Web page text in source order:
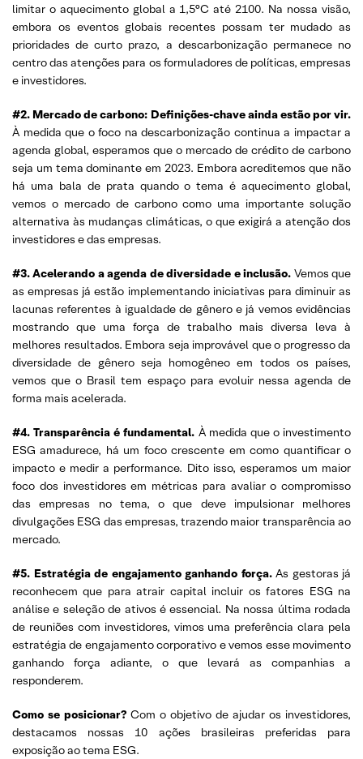
limitar o aquecimento global a 1,5°C até 2100. Na nossa visão,
embora os eventos globais recentes possam ter mudado as
prioridades de curto prazo, a descarbonização permanece no
centro das atenções para os formuladores de políticas, empresas
e investidores.
#2. Mercado de carbono: Definições-chave ainda estão por vir.
À medida que o foco na descarbonização continua a impactar a
agenda global, esperamos que o mercado de crédito de carbono
seja um tema dominante em 2023. Embora acreditemos que não
há uma bala de prata quando o tema é aquecimento global,
vemos o mercado de carbono como uma importante solução
alternativa às mudanças climáticas, o que exigirá a atenção dos
investidores e das empresas.
#3. Acelerando a agenda de diversidade e inclusão. Vemos que
as empresas já estão implementando iniciativas para diminuir as
lacunas referentes à igualdade de gênero e já vemos evidências
mostrando que uma força de trabalho mais diversa leva à
melhores resultados. Embora seja improvável que o progresso da
diversidade de gênero seja homogêneo em todos os países,
vemos que o Brasil tem espaço para evoluir nessa agenda de
forma mais acelerada.
#4. Transparência é fundamental. À medida que o investimento
ESG amadurece, há um foco crescente em como quantificar o
impacto e medir a performance. Dito isso, esperamos um maior
foco dos investidores em métricas para avaliar o compromisso
das empresas no tema, o que deve impulsionar melhores
divulgações ESG das empresas, trazendo maior transparência ao
mercado.
#5. Estratégia de engajamento ganhando força. As gestoras já
reconhecem que para atrair capital incluir os fatores ESG na
análise e seleção de ativos é essencial. Na nossa última rodada
de reuniões com investidores, vimos uma preferência clara pela
estratégia de engajamento corporativo e vemos esse movimento
ganhando força adiante, o que levará as companhias a
responderem.
Como se posicionar? Com o objetivo de ajudar os investidores,
destacamos nossas 10 ações brasileiras preferidas para
exposição ao tema ESG.